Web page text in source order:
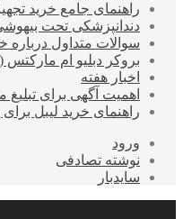
راهنمای جامع خرید
دندانپزشکی تحت
سوالات متداول
بروکر دبلیو ام مارکتس (WM Markets) چیست و چه خدماتی ارائه می‌دهد؟
اخبار هفته
اهمیت آگهی برای
راهنمای خرید لیبل
ورود
نوشته تصادفی
سایدبار